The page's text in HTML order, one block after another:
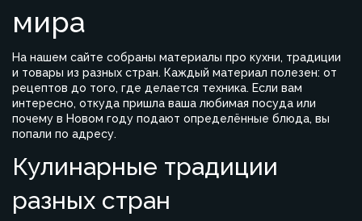
мира
На нашем сайте собраны материалы про кухни, традиции
и товары из разных стран. Каждый материал полезен: от
рецептов до того, где делается техника. Если вам
интересно, откуда пришла ваша любимая посуда или
почему в Новом году подают определённые блюда, вы
попали по адресу.
Кулинарные традиции
разных стран